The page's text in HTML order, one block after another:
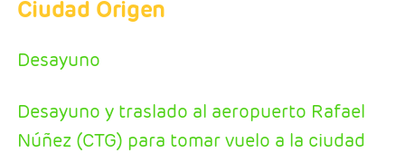
Ciudad Origen
Desayuno
Desayuno y traslado al aeropuerto Rafael
Núñez (CTG) para tomar vuelo a la ciudad